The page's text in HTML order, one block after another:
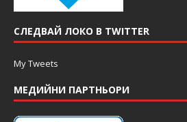
СЛЕДВАЙ ЛОКО В TWITTER
My Tweets
МЕДИЙНИ ПАРТНЬОРИ